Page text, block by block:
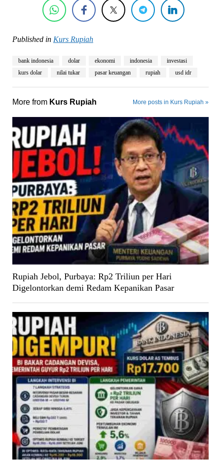
Published in Kurs Rupiah
bank indonesia dolar ekonomi indonesia
investasi
kurs dolar
nilai tukar pasar keuangan rupiah usd idr
More from Kurs Rupiah More posts in Kurs Rupiah »
Rupiah Jebol, Purbaya: Rp2 Triliun per Hari
Digelontorkan demi Redam Kepanikan Pasar